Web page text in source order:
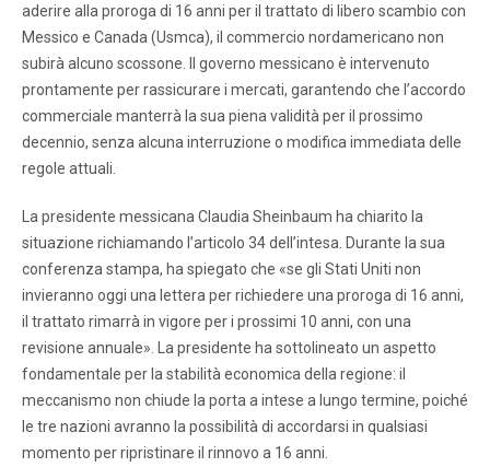
aderire alla proroga di 16 anni per il trattato di libero scambio con
Messico e Canada (Usmca), il commercio nordamericano non
subirà alcuno scossone. Il governo messicano è intervenuto
prontamente per rassicurare i mercati, garantendo che l’accordo
commerciale manterrà la sua piena validità per il prossimo
decennio, senza alcuna interruzione o modifica immediata delle
regole attuali.
La presidente messicana Claudia Sheinbaum ha chiarito la
situazione richiamando l’articolo 34 dell’intesa. Durante la sua
conferenza stampa, ha spiegato che «se gli Stati Uniti non
invieranno oggi una lettera per richiedere una proroga di 16 anni,
il trattato rimarrà in vigore per i prossimi 10 anni, con una
revisione annuale». La presidente ha sottolineato un aspetto
fondamentale per la stabilità economica della regione: il
meccanismo non chiude la porta a intese a lungo termine, poiché
le tre nazioni avranno la possibilità di accordarsi in qualsiasi
momento per ripristinare il rinnovo a 16 anni.